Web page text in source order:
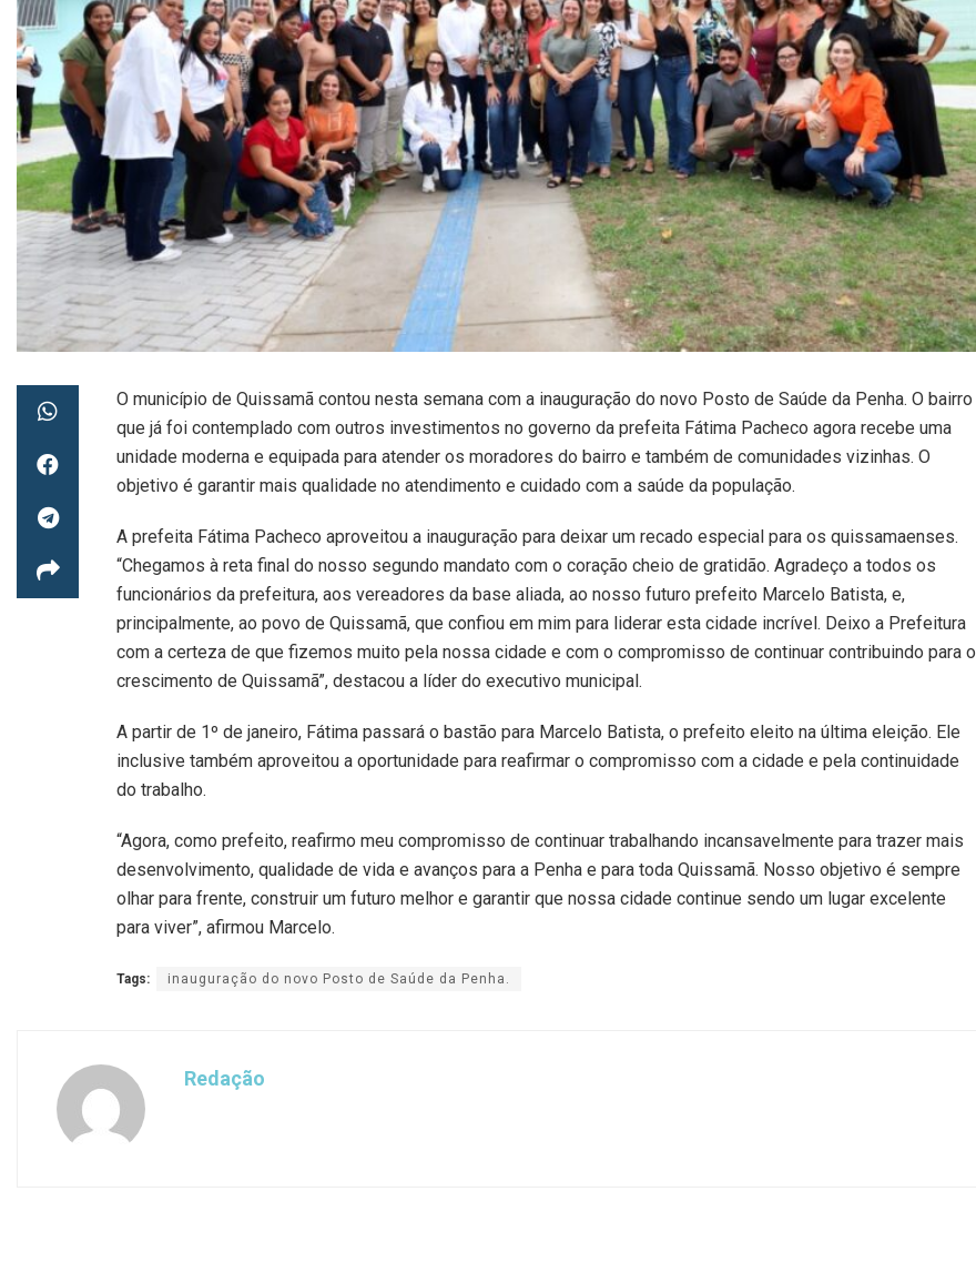
O município de Quissamã contou nesta semana com a inauguração do novo Posto de Saúde da Penha. O bairro
que já foi contemplado com outros investimentos no governo da prefeita Fátima Pacheco agora recebe uma
unidade moderna e equipada para atender os moradores do bairro e também de comunidades vizinhas. O
objetivo é garantir mais qualidade no atendimento e cuidado com a saúde da população.
A prefeita Fátima Pacheco aproveitou a inauguração para deixar um recado especial para os quissamaenses.
“Chegamos à reta final do nosso segundo mandato com o coração cheio de gratidão. Agradeço a todos os
funcionários da prefeitura, aos vereadores da base aliada, ao nosso futuro prefeito Marcelo Batista, e,
principalmente, ao povo de Quissamã, que confiou em mim para liderar esta cidade incrível. Deixo a Prefeitura
com a certeza de que fizemos muito pela nossa cidade e com o compromisso de continuar contribuindo para o
crescimento de Quissamã”, destacou a líder do executivo municipal.
A partir de 1º de janeiro, Fátima passará o bastão para Marcelo Batista, o prefeito eleito na última eleição. Ele
inclusive também aproveitou a oportunidade para reafirmar o compromisso com a cidade e pela continuidade
do trabalho.
“Agora, como prefeito, reafirmo meu compromisso de continuar trabalhando incansavelmente para trazer mais
desenvolvimento, qualidade de vida e avanços para a Penha e para toda Quissamã. Nosso objetivo é sempre
olhar para frente, construir um futuro melhor e garantir que nossa cidade continue sendo um lugar excelente
para viver”, afirmou Marcelo.
Tags: inauguração do novo Posto de Saúde da Penha.
Redação